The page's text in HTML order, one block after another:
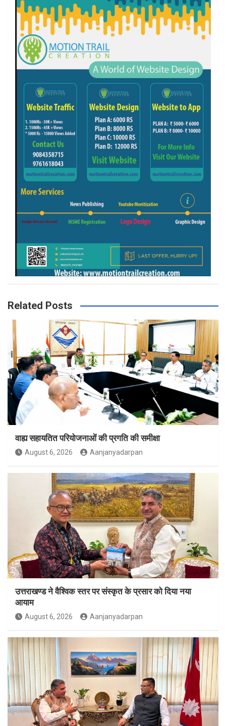
Related Posts
वाह्य सहायतित परियोजनाओं की प्रगति की समीक्षा
August 6, 2026 Aanjanyadarpan
उत्तराखण्ड ने वैश्विक स्तर पर संस्कृत के प्रसार को दिया नया
आयाम
August 6, 2026 Aanjanyadarpan